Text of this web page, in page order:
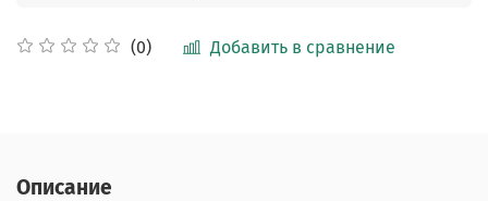
(0) Добавить в сравнение
Описание